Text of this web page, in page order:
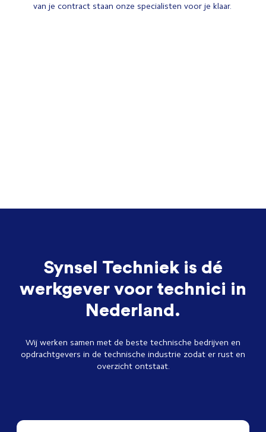
van je contract staan onze specialisten voor je klaar.
Synsel Techniek is dé
werkgever voor technici in
Nederland.
Wij werken samen met de beste technische bedrijven en
opdrachtgevers in de technische industrie zodat er rust en
overzicht ontstaat.